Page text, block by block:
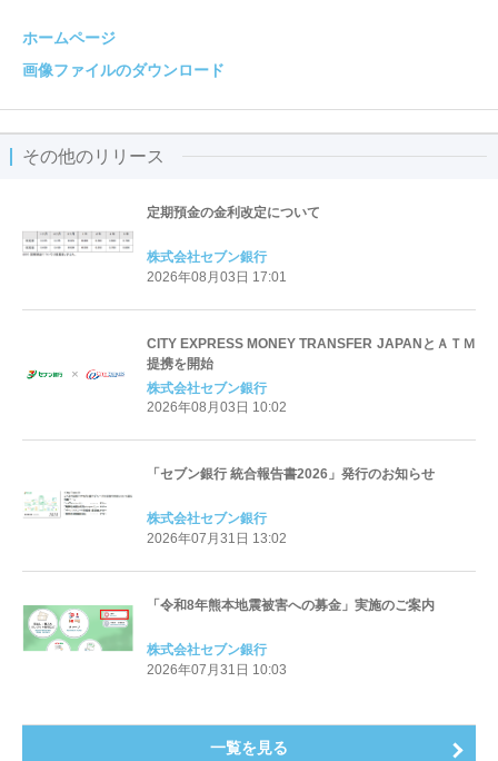
ホームページ
画像ファイルのダウンロード
その他のリリース
定期預金の金利改定について
株式会社セブン銀行
2026年08月03日 17:01
CITY EXPRESS MONEY TRANSFER JAPANとＡＴＭ
提携を開始
株式会社セブン銀行
2026年08月03日 10:02
「セブン銀行 統合報告書2026」発行のお知らせ
株式会社セブン銀行
2026年07月31日 13:02
「令和8年熊本地震被害への募金」実施のご案内
株式会社セブン銀行
2026年07月31日 10:03
一覧を見る